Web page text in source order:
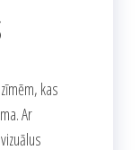
kas
Ar